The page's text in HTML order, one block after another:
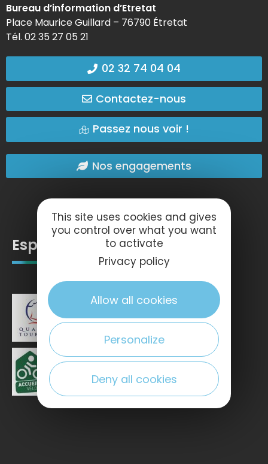
Bureau d’information d’Etretat
Place Maurice Guillard – 76790 Étretat
Tél. 02 35 27 05 21
02 32 74 04 04
Contactez-nous
Passez nous voir !
Nos engagements
Espace pro
This site uses cookies and gives
you control over what you want
to activate
Privacy policy
Allow all cookies
Personalize
Deny all cookies